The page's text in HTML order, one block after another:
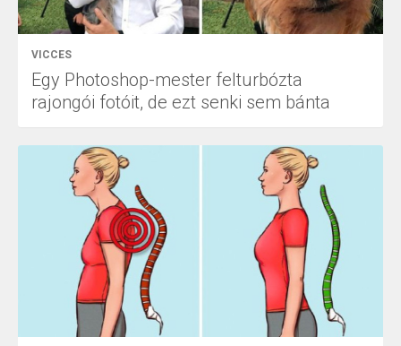
VICCES
Egy Photoshop-mester felturbózta
rajongói fotóit, de ezt senki sem bánta